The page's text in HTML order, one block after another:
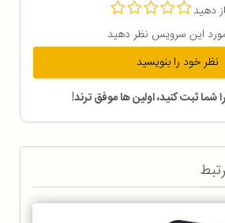
دهید
این سرویس نظر دهید
نظر خود را بنویسید
شما ثبت کنید، اولین ها موفق ترند!